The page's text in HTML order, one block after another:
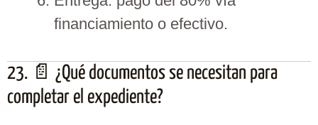
financiamiento o efectivo.
23. 📄 ¿Qué documentos se necesitan para
completar el expediente?